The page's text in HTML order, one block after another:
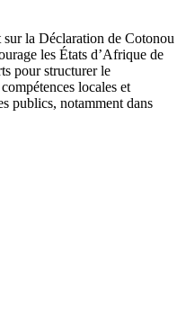
sur la Déclaration de Cotonou
les États d’Afrique de
pour structurer le
locales et
publics, notamment dans